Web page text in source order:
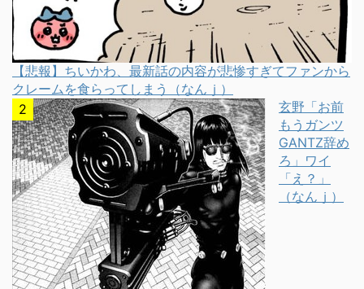
【悲報】ちいかわ、最新話の内容が悲惨すぎてファンから
クレームを食らってしまう（なんｊ）
玄野「お前
もうガンツ
GANTZ辞め
ろ」ワイ
「え？」
（なんｊ）